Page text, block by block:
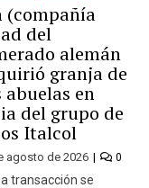
(compañía
del
alemán
granja de
en
del grupo de
Italcol
agosto de 2026 0
transacción se